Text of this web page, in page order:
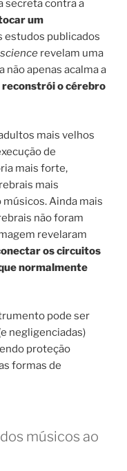
secreta contra a
um
estudos publicados
revelam uma
apenas acalma a
o cérebro
mais velhos
de
mais forte,
mais
Ainda mais
não foram
revelaram
os circuitos
normalmente
pode ser
negligenciadas)
proteção
formas de
músicos ao